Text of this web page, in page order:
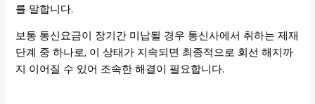
를 말합니다.
보통 통신요금이 장기간 미납될 경우 통신사에서 취하는 제재
단계 중 하나로, 이 상태가 지속되면 최종적으로 회선 해지까
지 이어질 수 있어 조속한 해결이 필요합니다.